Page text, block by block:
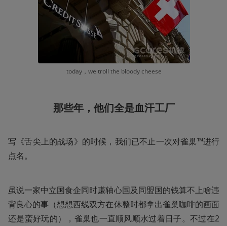
today，we troll the bloody cheese
那些年，他们全是血汗工厂
写《舌尖上的战场》的时候，我们已不止一次对雀巢™进行
点名。
虽说一家中立国食企同时赚轴心国及同盟国的钱算不上啥违
背良心的事（想想西线双方在休整时都拿出雀巢咖啡的画面
还是蛮好玩的），雀巢也一直顺风顺水过着日子。不过在2